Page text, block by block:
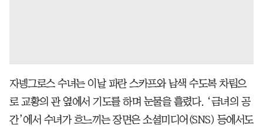
자넹그로스 수녀는 이날 파란 스카프와 남색 수도복 차림으
로 교황의 관 옆에서 기도를 하며 눈물을 흘렸다. ‘금녀의 공
간’에서 수녀가 흐느끼는 장면은 소셜미디어(SNS) 등에서도